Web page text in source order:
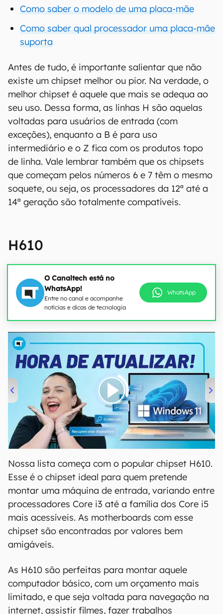
Como saber o modelo de uma placa-mãe
Como saber qual processador uma placa-mãe
suporta
Antes de tudo, é importante salientar que não
existe um chipset melhor ou pior. Na verdade, o
melhor chipset é aquele que mais se adequa ao
seu uso. Dessa forma, as linhas H são aquelas
voltadas para usuários de entrada (com
exceções), enquanto a B é para uso
intermediário e o Z fica com os produtos topo
de linha. Vale lembrar também que os chipsets
que começam pelos números 6 e 7 têm o mesmo
soquete, ou seja, os processadores da 12ª até a
14ª geração são totalmente compatíveis.
H610
O Canaltech está no
WhatsApp!
Entre no canal e acompanhe
notícias e dicas de tecnologia
WhatsApp
00:00 04:52
Nossa lista começa com o popular chipset H610.
Esse é o chipset ideal para quem pretende
montar uma máquina de entrada, variando entre
processadores Core i3 até a família dos Core i5
mais acessíveis. As motherboards com esse
chipset são encontradas por valores bem
amigáveis.
As H610 são perfeitas para montar aquele
computador básico, com um orçamento mais
limitado, e que seja voltada para navegação na
internet, assistir filmes, fazer trabalhos